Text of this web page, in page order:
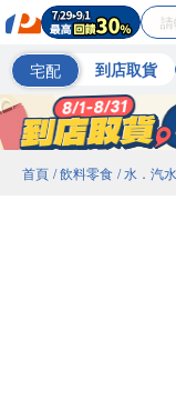
宅配 到店取貨
首頁 / 飲料零食 / 水．汽水